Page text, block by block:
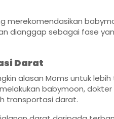
merekomendasikan
dianggap sebagai fase
Darat
alasan Moms untuk
babymoon, dokter
transportasi darat.